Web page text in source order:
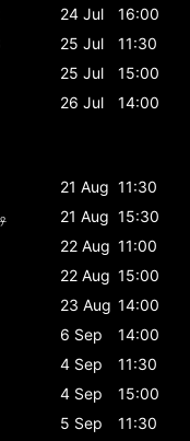
24 Jul
16:00
25 Jul
11:30
25 Jul
15:00
26 Jul
14:00
21 Aug 11:30
21 Aug 15:30
22 Aug 11:00
22 Aug 15:00
23 Aug 14:00
6 Sep
14:00
4 Sep
11:30
4 Sep
15:00
5 Sep
11:30